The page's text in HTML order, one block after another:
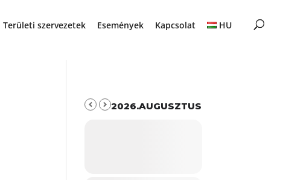
Területi szervezetek Események Kapcsolat HU
2026.AUGUSZTUS